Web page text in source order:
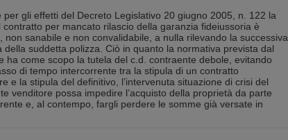
per gli effetti del Decreto Legislativo 20 giugno 2005, n. 122 la
contratto per mancato rilascio della garanzia fideiussoria è
non sanabile e non convalidabile, a nulla rilevando la successiva
della suddetta polizza. Ciò in quanto la normativa prevista dal
ha come scopo la tutela del c.d. contraente debole, evitando
di tempo intercorrente tra la stipula di un contratto
e la stipula del definitivo, l’intervenuta situazione di crisi del
venditore possa impedire l’acquisto della proprietà da parte
e, al contempo, fargli perdere le somme già versate in